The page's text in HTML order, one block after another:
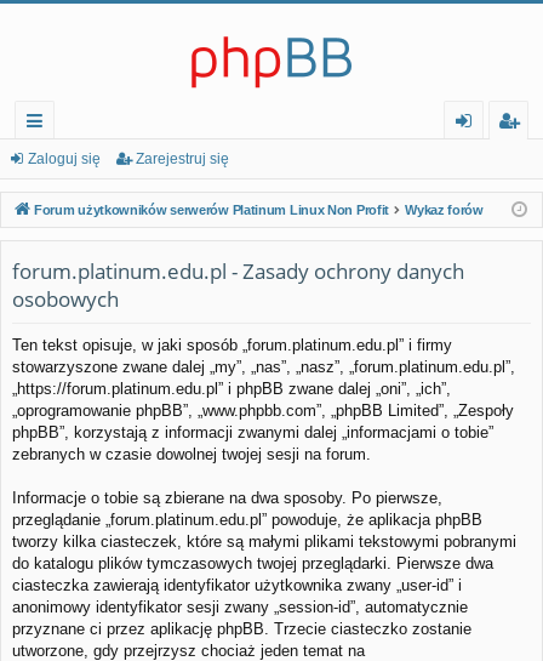
ię
ce
j…
og
uj
si
ej
es
Zaloguj się Zarejestruj się
Forum użytkowników serwerów Platinum Linux Non Profit Wykaz forów
forum.platinum.edu.pl - Zasady ochrony danych
osobowych
Ten tekst opisuje, w jaki sposób „forum.platinum.edu.pl” i firmy
stowarzyszone zwane dalej „my”, „nas”, „nasz”, „forum.platinum.edu.pl”,
„https://forum.platinum.edu.pl” i phpBB zwane dalej „oni”, „ich”,
„oprogramowanie phpBB”, „www.phpbb.com”, „phpBB Limited”, „Zespoły
phpBB”, korzystają z informacji zwanymi dalej „informacjami o tobie”
zebranych w czasie dowolnej twojej sesji na forum.
Informacje o tobie są zbierane na dwa sposoby. Po pierwsze,
przeglądanie „forum.platinum.edu.pl” powoduje, że aplikacja phpBB
tworzy kilka ciasteczek, które są małymi plikami tekstowymi pobranymi
do katalogu plików tymczasowych twojej przeglądarki. Pierwsze dwa
ciasteczka zawierają identyfikator użytkownika zwany „user-id” i
anonimowy identyfikator sesji zwany „session-id”, automatycznie
przyznane ci przez aplikację phpBB. Trzecie ciasteczko zostanie
utworzone, gdy przejrzysz chociaż jeden temat na